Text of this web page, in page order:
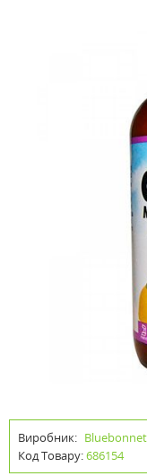
Виробник:
Код Товару:686154